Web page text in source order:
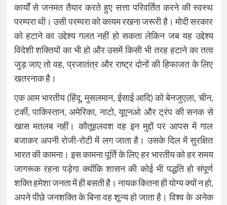
कार्यों से जनमत तैयार करते हुए सत्ता परिवर्तित करने की स्वस्थ
परम्परा थी। उसी परम्परा को कायम रखना जरूरी है। मोदी सरकार
को हटाने का उद्देश्य गलत नहीं हो सकता लेकिन जब यह उद्देश्य
विदेशी शक्तियों का भी हो और उसमें किसी भी तरह हटाने का तत्व
जुड़ जाए तो वह, प्रजातंत्र और राष्ट्र दोनों की हिफाजत के लिए
खतरनाक है।
एक आम भारतीय (हिंदू, मुसलमान, ईसाई आदि) को बेनजुएला, चीन,
टर्की, पाकिस्तान, अमेरिका, नाटो, यूएनओ और ट्रंप की सनक से
खास मतलब नहीं। कौतूहलवश वह इन मुद्दों पर आपस में गाल
बजाकर अपनी रोजी-रोटी में लग जाता है। उसके दिल में सुरक्षित
भारत की कामना। इस कामना पूर्ति के लिए हर भारतीय को हर समय
जागरूक रहना पड़ेगा क्योंकि शासन की कोई भी पद्धति हो संपूर्ण
शक्ति हमेशा जनता में ही बसती है। नायक कितना ही योग्य क्यों न हो,
अपने पीछे जनशक्ति के बिना वह शून्य हो जाता है। विश्व के अनेक